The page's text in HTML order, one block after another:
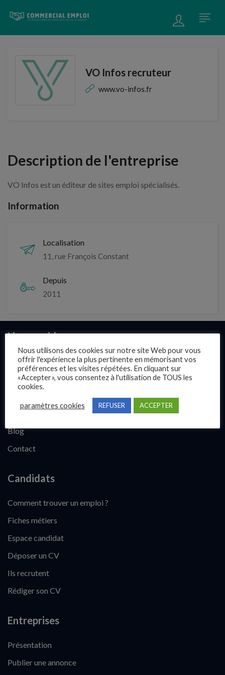
VO Infos recruteur
www.vo-infos.fr
Description de l'entreprise
VO Infos est un éditeur de sites emploi spécialisés.
Information
Localisation
11, rue François Constant
Depuis
2011
Liens rapides
Présentation
Publier une annonce
Questions fréquentes
Blog
Contact
Candidats
Comment trouver un emploi ?
Fiches métiers
Espace candidat
Déposer un CV
Ils recrutent
Rédiger son CV
Entreprises
Présentation
Publier une annonce
Nous utilisons des cookies sur notre site Web pour vous
offrir l'expérience la plus pertinente en mémorisant vos
préférences et les visites répétées. En cliquant sur
«Accepter», vous consentez à l'utilisation de TOUS les
cookies.
paramètres cookies REFUSER ACCEPTER